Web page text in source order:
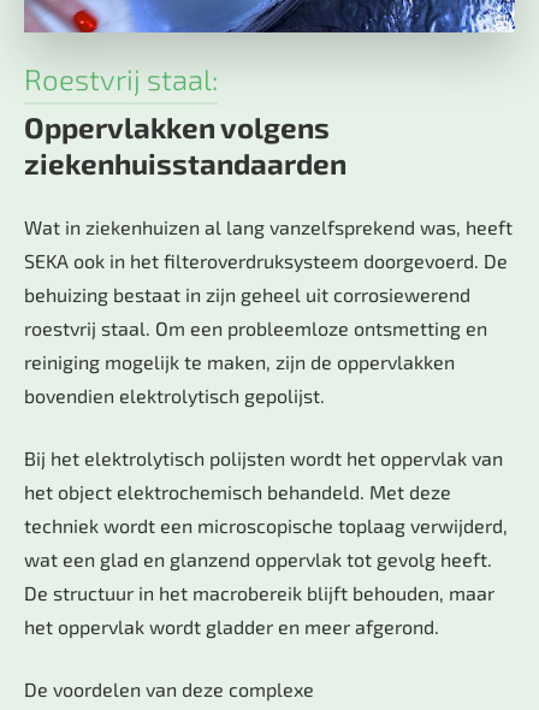
Roestvrij staal:
Oppervlakken volgens
ziekenhuisstandaarden
Wat in ziekenhuizen al lang vanzelfsprekend was, heeft
SEKA ook in het filteroverdruksysteem doorgevoerd. De
behuizing bestaat in zijn geheel uit corrosiewerend
roestvrij staal. Om een probleemloze ontsmetting en
reiniging mogelijk te maken, zijn de oppervlakken
bovendien elektrolytisch gepolijst.
Bij het elektrolytisch polijsten wordt het oppervlak van
het object elektrochemisch behandeld. Met deze
techniek wordt een microscopische toplaag verwijderd,
wat een glad en glanzend oppervlak tot gevolg heeft.
De structuur in het macrobereik blijft behouden, maar
het oppervlak wordt gladder en meer afgerond.
De voordelen van deze complexe